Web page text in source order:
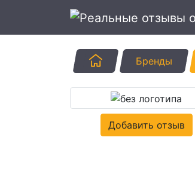
ГлавнаяБренды
Добавить отзыв